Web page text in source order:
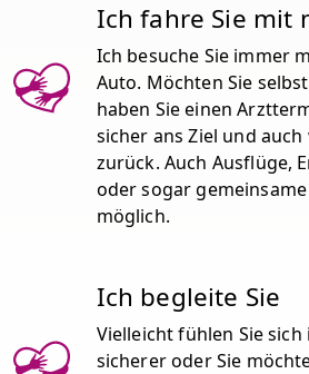
Ich fahre Sie mit
Ich besuche Sie immer
Auto. Möchten Sie
haben Sie einen
sicher ans Ziel und
zurück. Auch Ausflüge,
oder sogar
möglich.
Ich begleite Sie
Vielleicht fühlen Sie
sicherer oder Sie